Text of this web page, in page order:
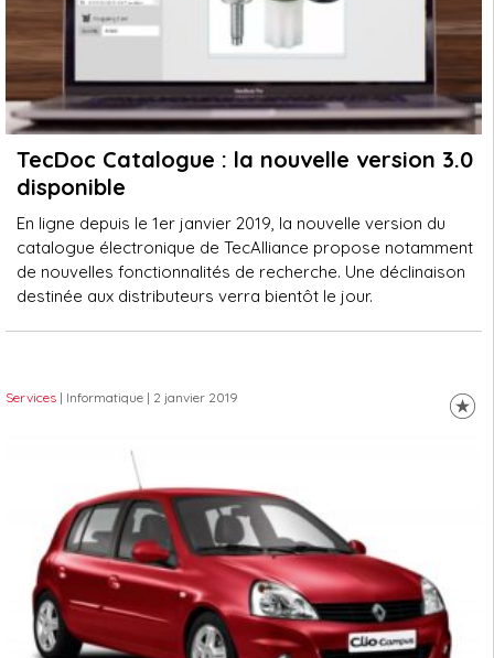
TecDoc Catalogue : la nouvelle version 3.0
disponible
En ligne depuis le 1er janvier 2019, la nouvelle version du
catalogue électronique de TecAlliance propose notamment
de nouvelles fonctionnalités de recherche. Une déclinaison
destinée aux distributeurs verra bientôt le jour.
Services | Informatique | 2 janvier 2019